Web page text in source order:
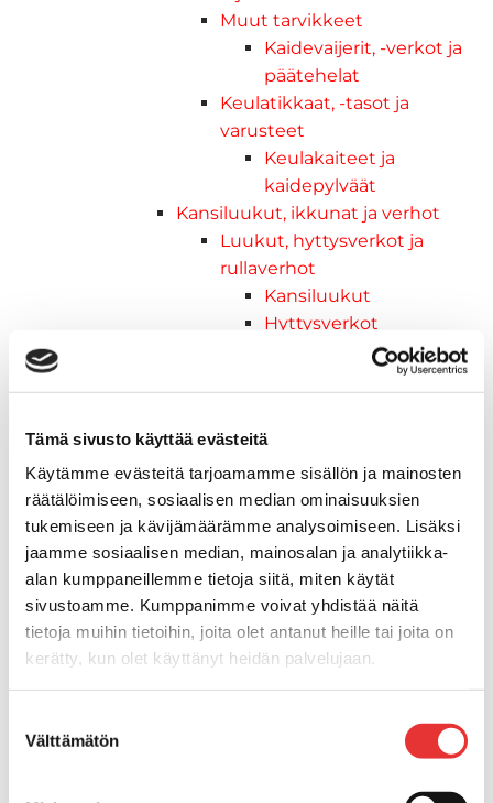
Tämä sivusto käyttää evästeitä
Käytämme evästeitä tarjoamamme sisällön ja mainosten
räätälöimiseen, sosiaalisen median ominaisuuksien
tukemiseen ja kävijämäärämme analysoimiseen. Lisäksi
jaamme sosiaalisen median, mainosalan ja analytiikka-
alan kumppaneillemme tietoja siitä, miten käytät
sivustoamme. Kumppanimme voivat yhdistää näitä
tietoja muihin tietoihin, joita olet antanut heille tai joita on
kerätty, kun olet käyttänyt heidän palvelujaan.
valinta
Välttämätön
Muut tarvikkeet
Kaidevaijerit, -verkot ja
päätehelat
Keulatikkaat, -tasot ja
varusteet
Keulakaiteet ja
kaidepylväät
Kansiluukut, ikkunat ja verhot
Luukut, hyttysverkot ja
rullaverhot
Kansiluukut
Hyttysverkot
Kasettitikkaat
Köysitikkaat
Kiinnikkeet ja tukijalat
Kävelysillat
Muut kiinnityshelat
Koukkupidike
Pidike "clips", muovia
Lepuuttajan kiinnike